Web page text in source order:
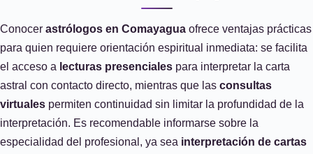
Conocer astrólogos en Comayagua ofrece ventajas prácticas
para quien requiere orientación espiritual inmediata: se facilita
el acceso a lecturas presenciales para interpretar la carta
astral con contacto directo, mientras que las consultas
virtuales permiten continuidad sin limitar la profundidad de la
interpretación. Es recomendable informarse sobre la
especialidad del profesional, ya sea interpretación de cartas